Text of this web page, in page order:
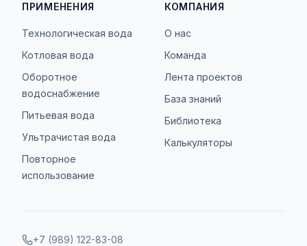
ПРИМЕНЕНИЯ
Технологическая вода
Котловая вода
Оборотное
водоснабжение
Питьевая вода
Ультрачистая вода
Повторное
использование
КОМПАНИЯ
О нас
Команда
Лента проектов
База знаний
Библиотека
Калькуляторы
+7 (989) 122-83-08